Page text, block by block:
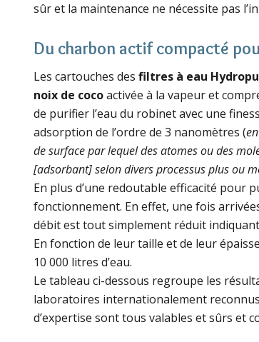
sûr et la maintenance ne nécessite pas
Du charbon actif compacté
Les cartouches des filtres à eau
noix de cocoactivée à la vapeur et
de purifier l’eau du robinet avec une
adsorption de l’ordre de 3 nanomètres (
de surface par lequel des atomes ou des
[adsorbant] selon divers processus plus ou
En plus d’une redoutable efficacité pour
fonctionnement. En effet, une fois
débit est tout simplement réduit
En fonction de leur taille et de leur
10 000 litres d’eau.
Le tableau ci-dessous regroupe les
laboratoires internationalement
d’expertise sont tous valables et sûrs et